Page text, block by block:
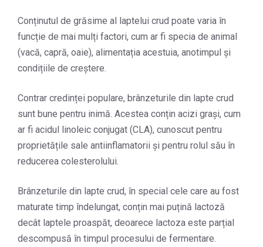
Conținutul de grăsime al laptelui crud poate varia în
funcție de mai mulți factori, cum ar fi specia de animal
(vacă, capră, oaie), alimentația acestuia, anotimpul și
condițiile de creștere.
Contrar credinței populare, brânzeturile din lapte crud
sunt bune pentru inimă. Acestea conțin acizi grași, cum
ar fi acidul linoleic conjugat (CLA), cunoscut pentru
proprietățile sale antiinflamatorii și pentru rolul său în
reducerea colesterolului.
Brânzeturile din lapte crud, în special cele care au fost
maturate timp îndelungat, conțin mai puțină lactoză
decât laptele proaspăt, deoarece lactoza este parțial
descompusă în timpul procesului de fermentare.